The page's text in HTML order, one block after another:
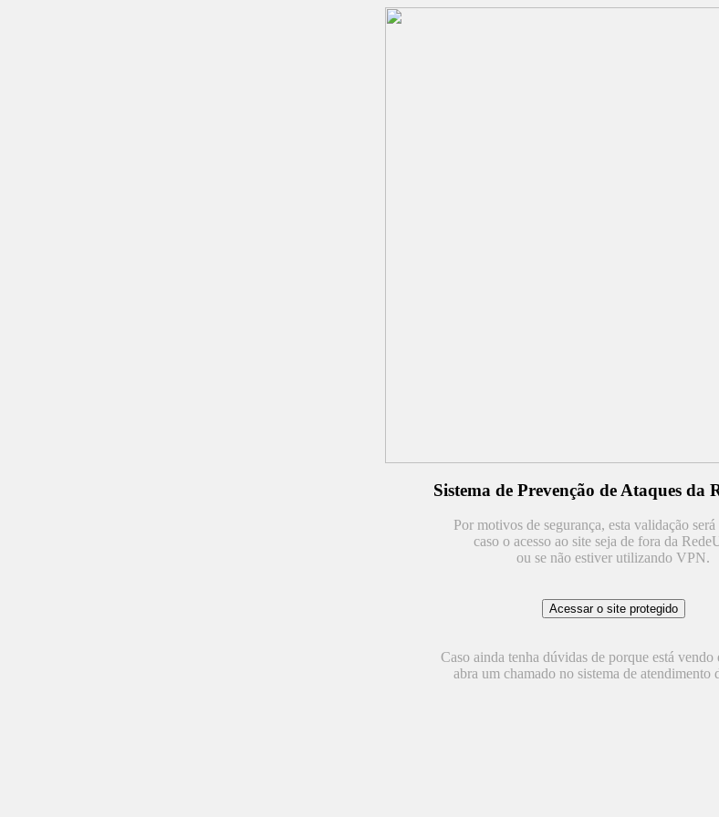
Sistema de Prevenção de Ataques da
Por motivos de segurança, esta validação
caso o acesso ao site seja de fora da
ou se não estiver utilizando VPN.
Caso ainda tenha dúvidas de porque está vendo
abra um chamado no sistema de atendimento